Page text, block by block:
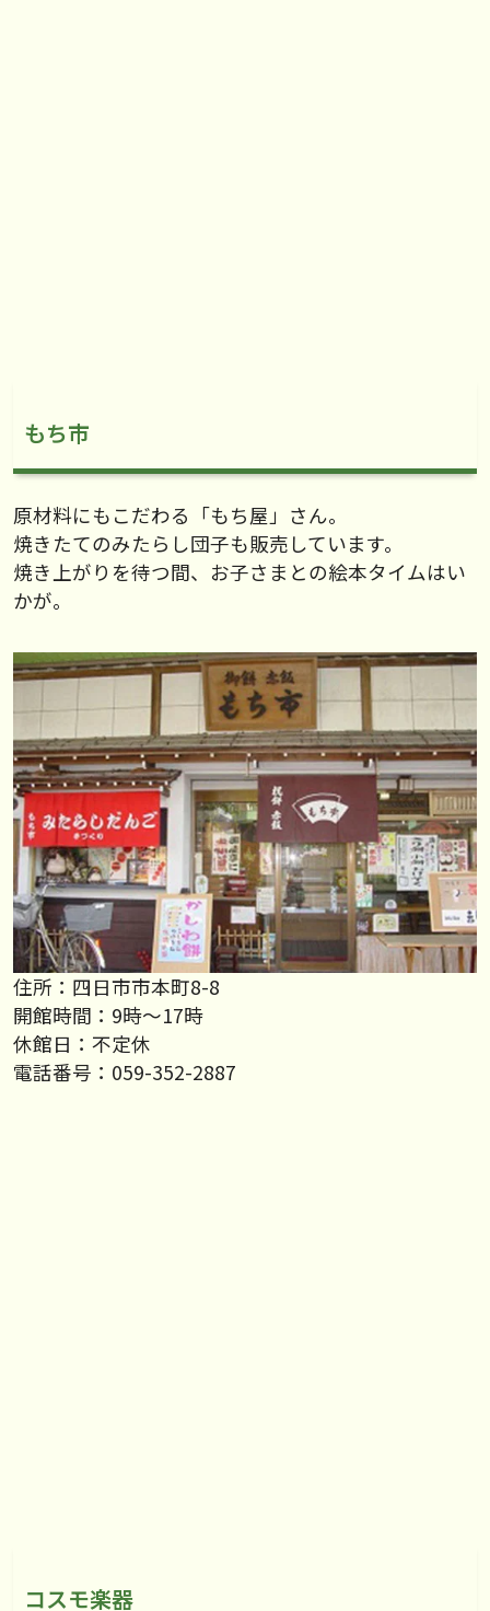
もち市
原材料にもこだわる「もち屋」さん。
焼きたてのみたらし団子も販売しています。
焼き上がりを待つ間、お子さまとの絵本タイムはい
かが。
住所：四日市市本町8-8
開館時間：9時～17時
休館日：不定休
電話番号：059-352-2887
コスモ楽器